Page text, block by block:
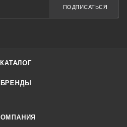
ПОДПИСАТЬСЯ
КАТАЛОГ
БРЕНДЫ